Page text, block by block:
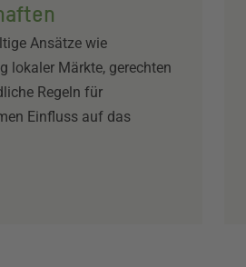
Ansätze wie
lokaler Märkte, gerechten
Regeln für
Einfluss auf das